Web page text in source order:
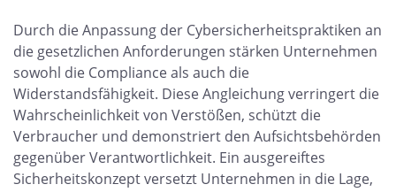
Durch die Anpassung der Cybersicherheitspraktiken an
die gesetzlichen Anforderungen stärken Unternehmen
sowohl die Compliance als auch die
Widerstandsfähigkeit. Diese Angleichung verringert die
Wahrscheinlichkeit von Verstößen, schützt die
Verbraucher und demonstriert den Aufsichtsbehörden
gegenüber Verantwortlichkeit. Ein ausgereiftes
Sicherheitskonzept versetzt Unternehmen in die Lage,